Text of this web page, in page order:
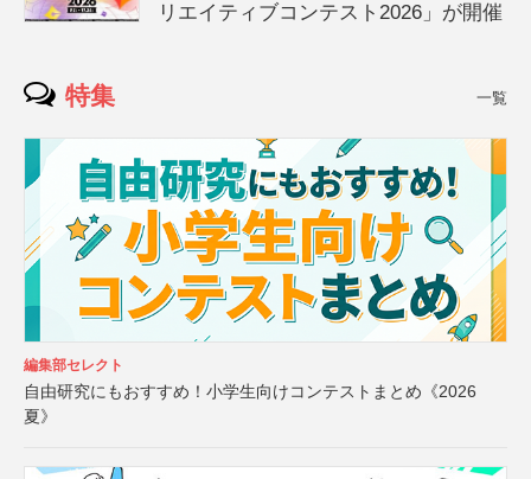
リエイティブコンテスト2026」が開催
特集 一覧
編集部セレクト
自由研究にもおすすめ！小学生向けコンテストまとめ《2026
夏》